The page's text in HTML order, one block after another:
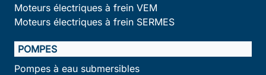
Moteurs électriques à frein VEM
Moteurs électriques à frein SERMES
POMPES
Pompes à eau submersibles